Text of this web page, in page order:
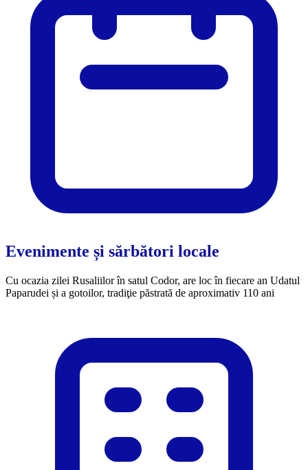
Evenimente și sărbători locale
Cu ocazia zilei Rusaliilor în satul Codor, are loc în fiecare an Udatul
Paparudei și a gotoilor, tradiţie păstrată de aproximativ 110 ani